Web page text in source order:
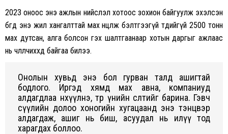
2023 оноос энэ ажлын нийслэл хотоос зохион байгуулж эхэлсэн
бөгөөд энэ жил хангалттай мах нөөцөлж бэлтгээгүй төдийгүй 2500 тонн
мах дутсан, алга болсон гэх шалтгаанаар хотын даргыг ажлаас
нь чөлөөлчиххөөд байгаа билээ.
Онолын хувьд энэ бол гурван талд ашигтай
бодлого. Иргэд хямд мах авна, компаниуд
алдагдлаа нөхүүлнэ, төр үнийн өсөлтийг барина. Гэвч
сүүлийн долоо хоногийн хугацаанд энэ тэнцвэр
алдагдаж, ашиг нь биш, асуудал нь илүү тод
харагдах боллоо.